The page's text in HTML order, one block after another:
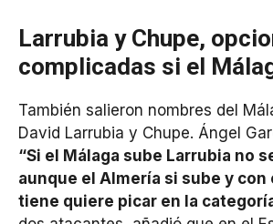
Larrubia y Chupe,
complicadas si el
También salieron nombres del
David Larrubia y Chupe. Ángel
“Si el Málaga sube Larrubia no
aunque el Almería si sube y con
tiene quiere picar en la